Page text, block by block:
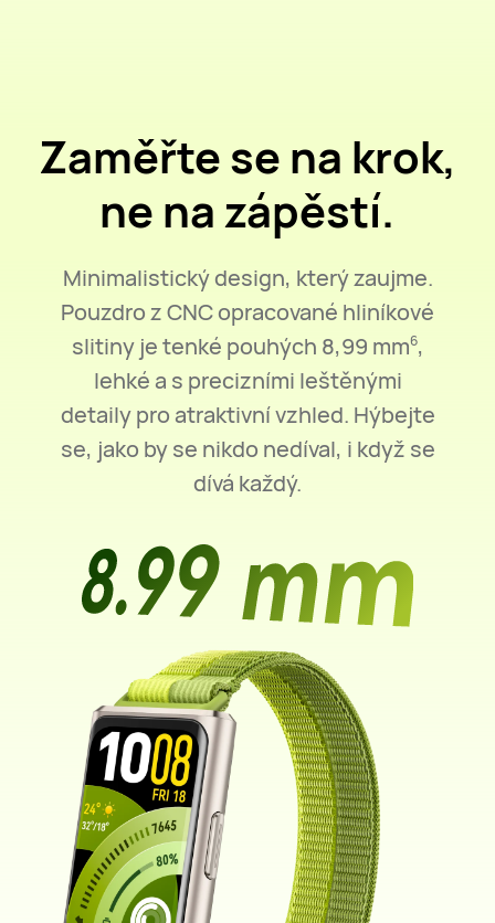
Zaměřte se na krok,
ne na zápěstí.
Minimalistický design, který zaujme.
Pouzdro z CNC opracované hliníkové
slitiny je tenké pouhých 8,99 mm6,
lehké a s precizními leštěnými
detaily pro atraktivní vzhled. Hýbejte
se, jako by se nikdo nedíval, i když se
dívá každý.